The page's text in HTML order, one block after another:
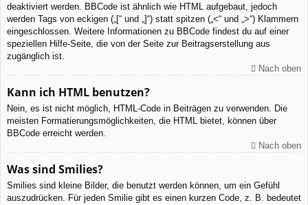
deaktiviert werden. BBCode ist ähnlich wie HTML aufgebaut, jedoch
werden Tags von eckigen („[“ und „]“) statt spitzen („<“ und „>“) Klammern
eingeschlossen. Weitere Informationen zu BBCode findest du auf einer
speziellen Hilfe-Seite, die von der Seite zur Beitragserstellung aus
zugänglich ist.
Nach oben
Kann ich HTML benutzen?
Nein, es ist nicht möglich, HTML-Code in Beiträgen zu verwenden. Die
meisten Formatierungsmöglichkeiten, die HTML bietet, können über
BBCode erreicht werden.
Nach oben
Was sind Smilies?
Smilies sind kleine Bilder, die benutzt werden können, um ein Gefühl
auszudrücken. Für jeden Smilie gibt es einen kurzen Code, z. B. bedeutet